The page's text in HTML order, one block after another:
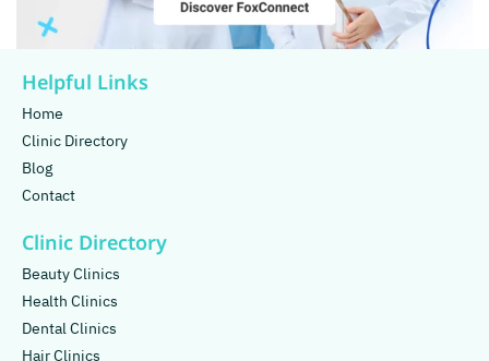
Helpful Links
Home
Clinic Directory
Blog
Contact
Clinic Directory
Beauty Clinics
Health Clinics
Dental Clinics